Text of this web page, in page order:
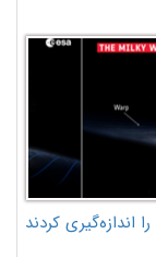
کردند